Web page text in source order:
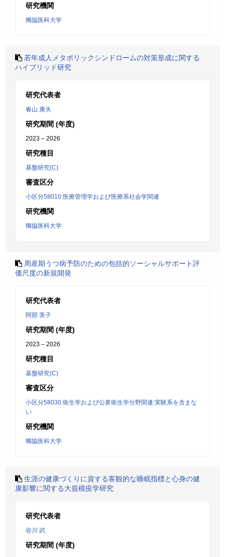
研究機関
獨協医科大学
若年成人メタボリックシンドロームの対策形成に関する
ハイブリッド研究
研究代表者
春山 康夫
研究期間 (年度)
2023 – 2026
研究種目
基盤研究(C)
審査区分
小区分58010:医療管理学および医療系社会学関連
研究機関
獨協医科大学
周産期うつ病予防のための包括的ソーシャルサポート評
価尺度の新規開発
研究代表者
阿部 美子
研究期間 (年度)
2023 – 2026
研究種目
基盤研究(C)
審査区分
小区分58030:衛生学および公衆衛生学分野関連:実験系を含まな
い
研究機関
獨協医科大学
生涯の健康づくりに資する客観的な睡眠指標と心身の健
康影響に関する大規模疫学研究
研究代表者
谷川 武
研究期間 (年度)